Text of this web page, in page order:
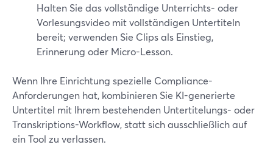
Halten Sie das vollständige Unterrichts- oder
Vorlesungsvideo mit vollständigen Untertiteln
bereit; verwenden Sie Clips als Einstieg,
Erinnerung oder Micro-Lesson.
Wenn Ihre Einrichtung spezielle Compliance-
Anforderungen hat, kombinieren Sie KI-generierte
Untertitel mit Ihrem bestehenden Untertitelungs- oder
Transkriptions-Workflow, statt sich ausschließlich auf
ein Tool zu verlassen.